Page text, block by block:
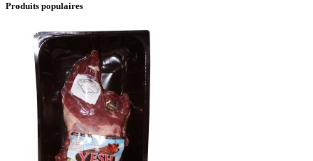
Produits populaires